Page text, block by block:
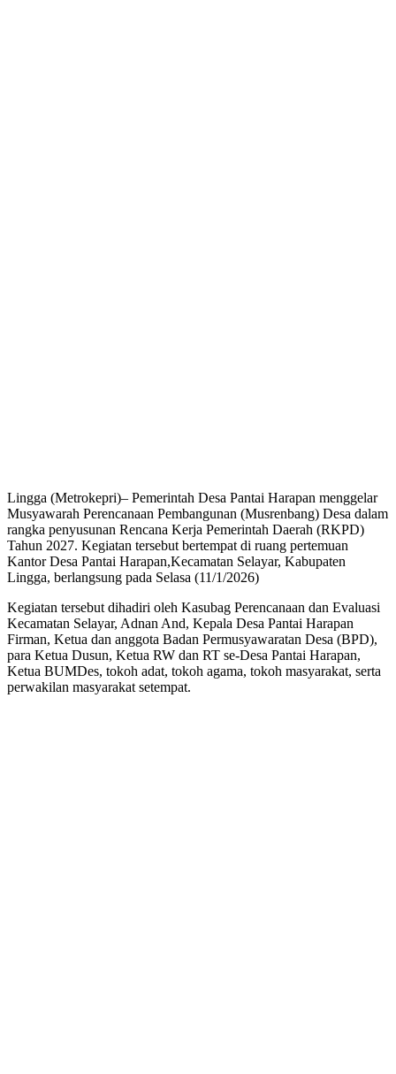
Lingga (Metrokepri)– Pemerintah Desa Pantai Harapan menggelar
Musyawarah Perencanaan Pembangunan (Musrenbang) Desa dalam
rangka penyusunan Rencana Kerja Pemerintah Daerah (RKPD)
Tahun 2027. Kegiatan tersebut bertempat di ruang pertemuan
Kantor Desa Pantai Harapan,Kecamatan Selayar, Kabupaten
Lingga, berlangsung pada Selasa (11/1/2026)
Kegiatan tersebut dihadiri oleh Kasubag Perencanaan dan Evaluasi
Kecamatan Selayar, Adnan And, Kepala Desa Pantai Harapan
Firman, Ketua dan anggota Badan Permusyawaratan Desa (BPD),
para Ketua Dusun, Ketua RW dan RT se-Desa Pantai Harapan,
Ketua BUMDes, tokoh adat, tokoh agama, tokoh masyarakat, serta
perwakilan masyarakat setempat.